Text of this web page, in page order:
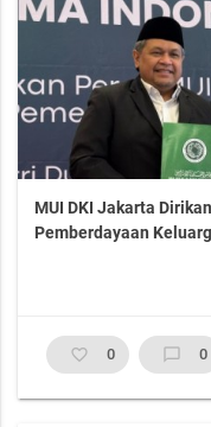
MUI DKI Jakarta
Pemberdayaan
favorite_border 0 chat_bubble_outline 0